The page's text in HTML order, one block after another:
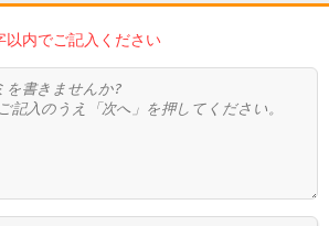
内でご記入ください